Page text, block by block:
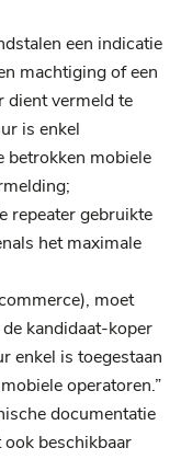
een indicatie
machtiging of een
dient vermeld te
is enkel
betrokken mobiele
repeater gebruikte
het maximale
moet
kandidaat-koper
enkel is toegestaan
operatoren.”
documentatie
beschikbaar